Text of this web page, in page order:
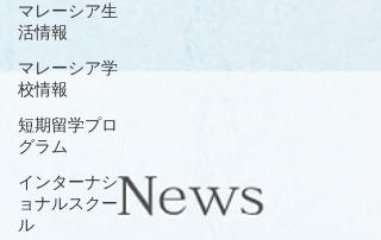
マレーシア生
活情報
マレーシア学
校情報
短期留学プロ
グラム
インターナシ
ョナルスクー
ル